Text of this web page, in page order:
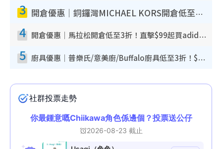
3 開倉優惠｜銅鑼灣MICHAEL KORS開倉低至17折！直擊$500起買手袋/銀包/鞋款 必買經典Jet Set系列
4 開倉優惠｜馬拉松開倉低至3折！直擊$99起買adidas／New Balance／Puma鞋款 STANLEY保溫杯劈價至$119起
5 廚具優惠｜普樂氏/意美廚/Buffalo廚具低至3折！$89起買煎鍋／炒鑊／個人鍋 同場小家電激減至$99起